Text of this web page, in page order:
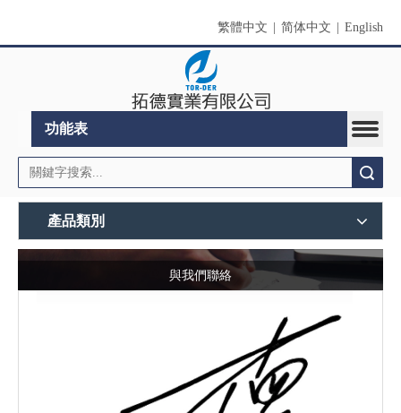
繁體中文 简体中文 English
功能表
產品類別
與我們聯絡